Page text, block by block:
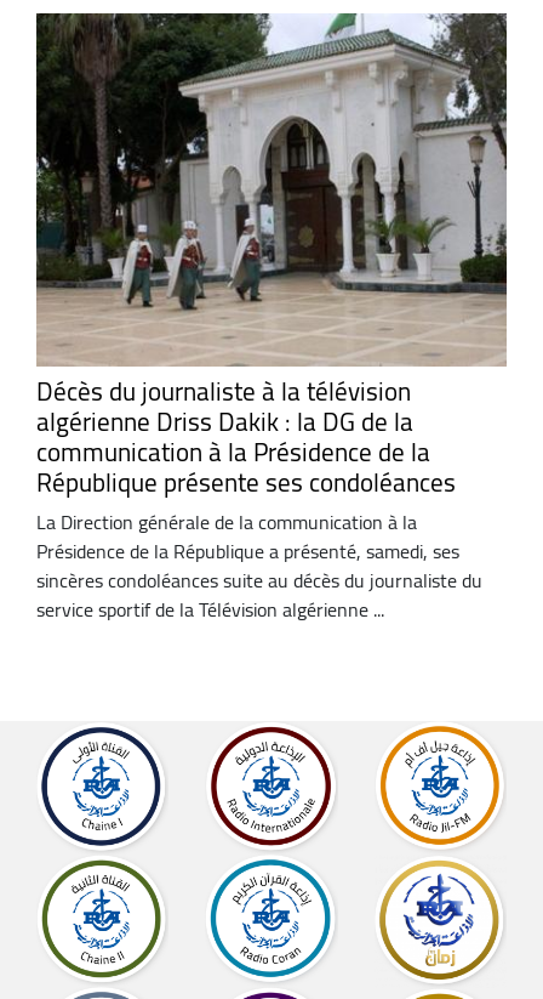
Décès du journaliste à la télévision
algérienne Driss Dakik : la DG de la
communication à la Présidence de la
République présente ses condoléances
La Direction générale de la communication à la
Présidence de la République a présenté, samedi, ses
sincères condoléances suite au décès du journaliste du
service sportif de la Télévision algérienne ...